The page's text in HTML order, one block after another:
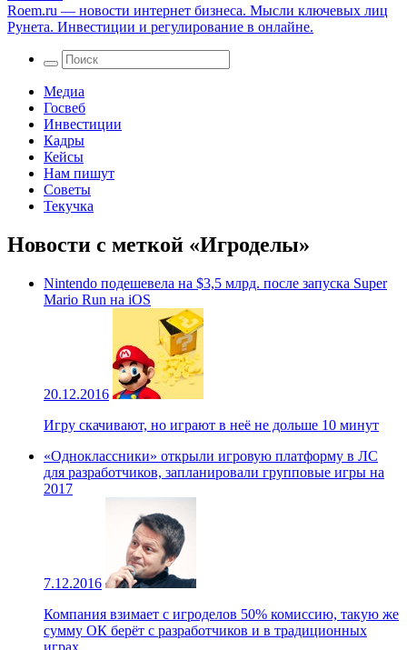
Roem.ru — новости интернет бизнеса. Мысли ключевых лиц
Рунета. Инвестиции и регулирование в онлайне.
Медиа
Госвеб
Инвестиции
Кадры
Кейсы
Нам пишут
Советы
Текучка
Новости с меткой «Игроделы»
Nintendo подешевела на $3,5 млрд. после запуска Super
Mario Run на iOS
20.12.2016
Игру скачивают, но играют в неё не дольше 10 минут
«Одноклассники» открыли игровую платформу в ЛС
для разработчиков, запланировали групповые игры на
2017
7.12.2016
Компания взимает с игроделов 50% комиссию, такую же
сумму ОК берёт с разработчиков и в традиционных
играх